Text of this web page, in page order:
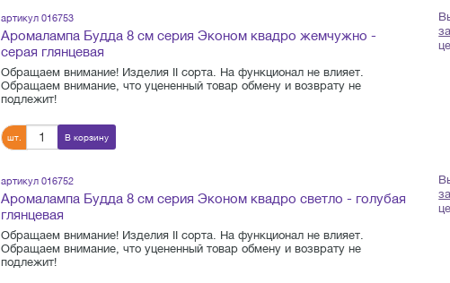
артикул 016753
Аромалампа Будда 8 см серия Эконом квадро жемчужно -
серая глянцевая
Обращаем внимание! Изделия II сорта. На функционал не влияет.
Обращаем внимание, что уцененный товар обмену и возврату не
подлежит!
шт. В корзину
артикул 016752
Аромалампа Будда 8 см серия Эконом квадро светло - голубая
глянцевая
Обращаем внимание! Изделия II сорта. На функционал не влияет.
Обращаем внимание, что уцененный товар обмену и возврату не
подлежит!